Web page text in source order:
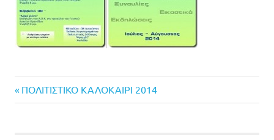
Πλοήγηση
Previous
Post:
ΠΟΛΙΤΙΣΤΙΚΟ ΚΑΛΟΚΑΙΡΙ 2014